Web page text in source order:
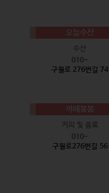
오늘수산
수산
010-
구월로 276번길 74
까페봄봄
커피 및 음료
010-
구월로276번길 56